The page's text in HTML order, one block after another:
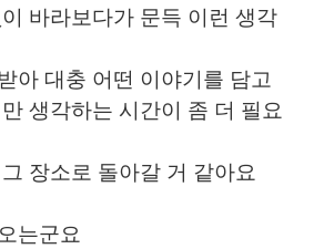
Italiano
Tiếng Việt
바라보다가 문득 이런 생각
아 대충 어떤 이야기를 담고
생각하는 시간이 좀 더 필요
장소로 돌아갈 거 같아요
는군요